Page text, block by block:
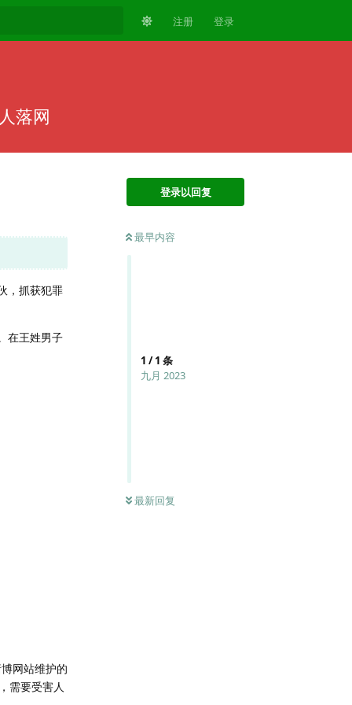
注册 登录
落网
登录以回复
最早内容
1 /1 条
九月 2023
最新回复
，抓获犯罪
在王姓男子
网站维护的
需要受害人